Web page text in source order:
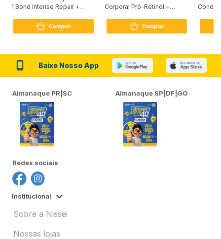
1 Bond Intense Repair +
Comprar
Corporal Pró-Retinol +
Comprar
Baixe Nosso App
Almanaque PR|SC Almanaque SP|DF|GO
Redes sociais
Institucional
Sobre a Nissei
Nossas lojas